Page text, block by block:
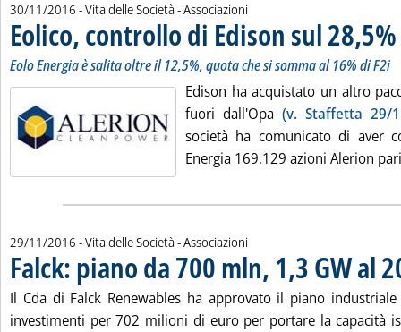
30/11/2016 - Vita delle Società - Associazioni
Eolico, controllo di Edison sul
Eolo Energia è salita oltre il 12,5%, quota che si somma al 16% di F2i
Edison ha acquistato un altro
fuori dall'Opa (v. Staffetta 29/
società ha comunicato di aver
Energia 169.129 azioni Alerion
29/11/2016 - Vita delle Società - Associazioni
Falck: piano da 700 mln, 1,3 GW al
Il Cda di Falck Renewables ha approvato il piano
investimenti per 702 milioni di euro per portare la capacità